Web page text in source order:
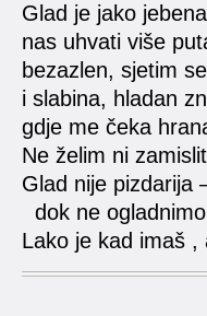
Glad je jako
nas uhvati više
bezazlen, sjetim
i slabina, hladan
gdje me čeka
Ne želim ni
Glad nije pizdarija
dok ne ogladnimo
Lako je kad imaš